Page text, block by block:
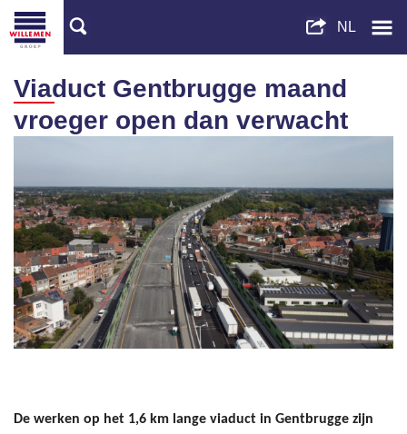
Viaduct Gentbrugge maand
vroeger open dan verwacht
De werken op het 1,6 km lange viaduct in Gentbrugge zijn